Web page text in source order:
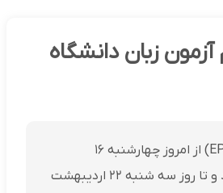
آزمون زبان دانشگاه
ثبت نام آزمون (EPT) از امروز چهارشنبه ۱۶
اردیبهشت آغاز شد و تا روز سه شنبه ۲۲ اردیبهشت